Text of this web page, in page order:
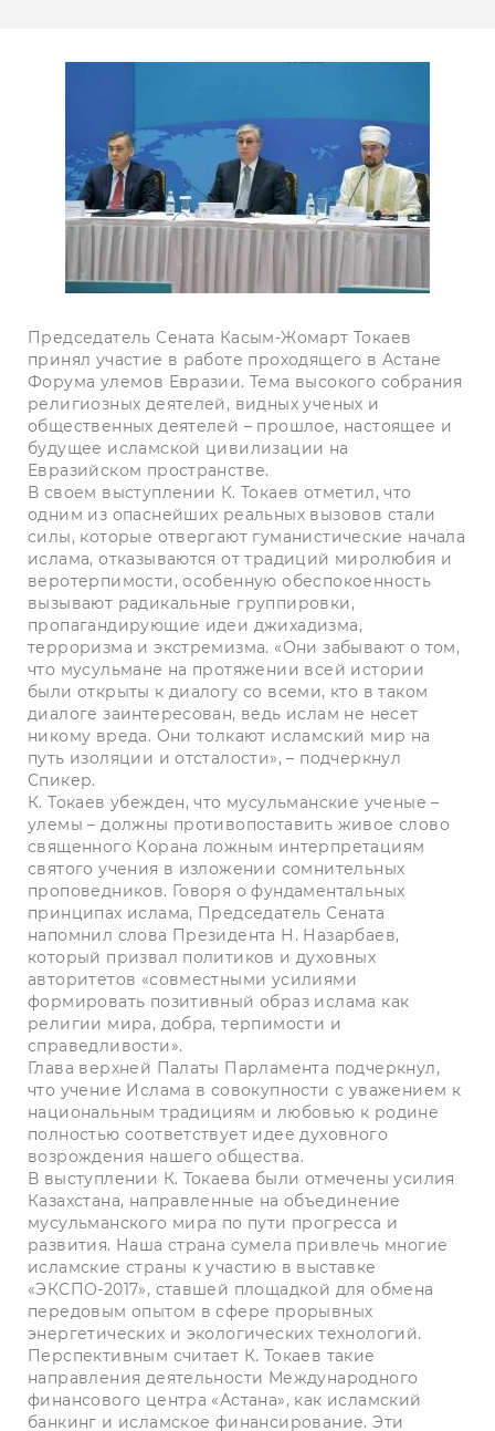
Председатель Сената Касым-Жомарт Токаев
принял участие в работе проходящего в Астане
Форума улемов Евразии. Тема высокого собрания
религиозных деятелей, видных ученых и
общественных деятелей – прошлое, настоящее и
будущее исламской цивилизации на
Евразийском пространстве.
В своем выступлении К. Токаев отметил, что
одним из опаснейших реальных вызовов стали
силы, которые отвергают гуманистические начала
ислама, отказываются от традиций миролюбия и
веротерпимости, особенную обеспокоенность
вызывают радикальные группировки,
пропагандирующие идеи джихадизма,
терроризма и экстремизма. «Они забывают о том,
что мусульмане на протяжении всей истории
были открыты к диалогу со всеми, кто в таком
диалоге заинтересован, ведь ислам не несет
никому вреда. Они толкают исламский мир на
путь изоляции и отсталости», – подчеркнул
Спикер.
К. Токаев убежден, что мусульманские ученые –
улемы – должны противопоставить живое слово
священного Корана ложным интерпретациям
святого учения в изложении сомнительных
проповедников. Говоря о фундаментальных
принципах ислама, Председатель Сената
напомнил слова Президента Н. Назарбаев,
который призвал политиков и духовных
авторитетов «совместными усилиями
формировать позитивный образ ислама как
религии мира, добра, терпимости и
справедливости».
Глава верхней Палаты Парламента подчеркнул,
что учение Ислама в совокупности с уважением к
национальным традициям и любовью к родине
полностью соответствует идее духовного
возрождения нашего общества.
В выступлении К. Токаева были отмечены усилия
Казахстана, направленные на объединение
мусульманского мира по пути прогресса и
развития. Наша страна сумела привлечь многие
исламские страны к участию в выставке
«ЭКСПО-2017», ставшей площадкой для обмена
передовым опытом в сфере прорывных
энергетических и экологических технологий.
Перспективным считает К. Токаев такие
направления деятельности Международного
финансового центра «Астана», как исламский
банкинг и исламское финансирование. Эти